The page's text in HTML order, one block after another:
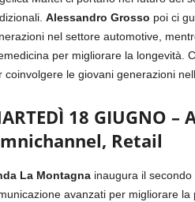
Alessandro Grosso poi ci
nel settore automotive,
per migliorare la longevità.
coinvolgere le giovani generazioni
18 GIUGNO
Retail
La Montagnainaugura il secondo
avanzati per migliorare la